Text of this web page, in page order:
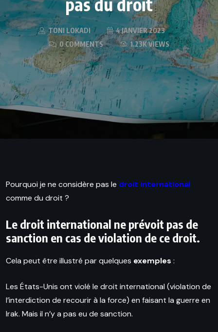
TONI LOKADI
4 JANVIER 2023
0 COMMENTS
1.23K VIEWS
Pourquoi je ne considère pas le droit international
comme du droit ?
Le droit international ne prévoit pas de
sanction en cas de violation de ce droit.
Cela peut être illustré par quelques exemples :
Les États-Unis ont violé le droit international (violation de
l’interdiction de recourir à la force) en faisant la guerre en
Irak. Mais il n’y a pas eu de sanction.